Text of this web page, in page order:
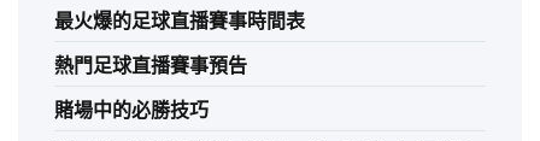
最火爆的足球直播賽事時間表
熱門足球直播賽事預告
賭場中的必勝技巧